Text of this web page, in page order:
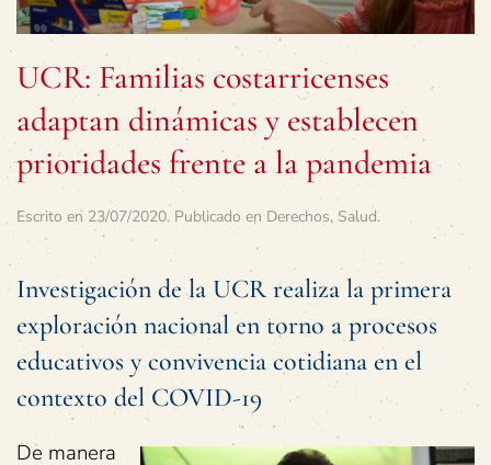
UCR: Familias costarricenses
adaptan dinámicas y establecen
prioridades frente a la pandemia
Escrito en 23/07/2020. Publicado en Derechos, Salud.
Investigación de la UCR realiza la primera
exploración nacional en torno a procesos
educativos y convivencia cotidiana en el
contexto del COVID-19
De manera